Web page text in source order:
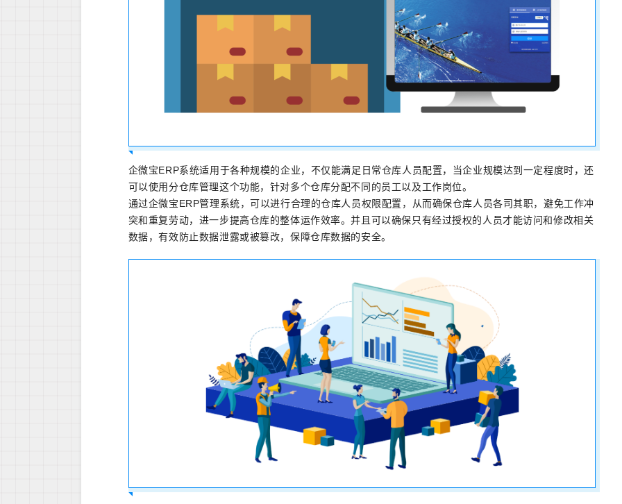
企微宝ERP系统适用于各种规模的企业，不仅能满足日常仓库人员配置，当企业规模达到一定程度时，还
可以使用分仓库管理这个功能，针对多个仓库分配不同的员工以及工作岗位。
通过企微宝ERP管理系统，可以进行合理的仓库人员权限配置，从而确保仓库人员各司其职，避免工作冲
突和重复劳动，进一步提高仓库的整体运作效率。并且可以确保只有经过授权的人员才能访问和修改相关
数据，有效防止数据泄露或被篡改，保障仓库数据的安全。